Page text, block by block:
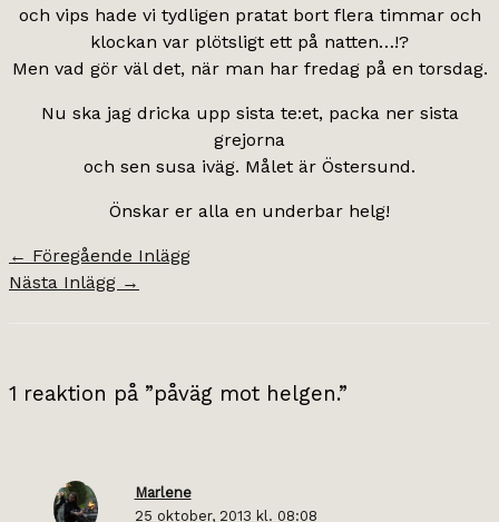
och vips hade vi tydligen pratat bort flera timmar och
klockan var plötsligt ett på natten…!?
Men vad gör väl det, när man har fredag på en torsdag.
Nu ska jag dricka upp sista te:et, packa ner sista
grejorna
och sen susa iväg. Målet är Östersund.
Önskar er alla en underbar helg!
← Föregående Inlägg
Nästa Inlägg →
1 reaktion på ”påväg mot helgen.”
Marlene
25 oktober, 2013 kl. 08:08